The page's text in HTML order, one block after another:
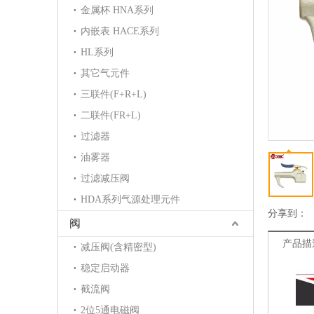
金属杯 HNA系列
内嵌表 HACE系列
HL系列
其它气元件
三联件(F+R+L)
二联件(FR+L)
过滤器
油雾器
过滤减压阀
HDA系列气源处理元件
阀
减压阀(含精密型)
稳定启动器
截流阀
2位5通电磁阀
分享到：
产品描